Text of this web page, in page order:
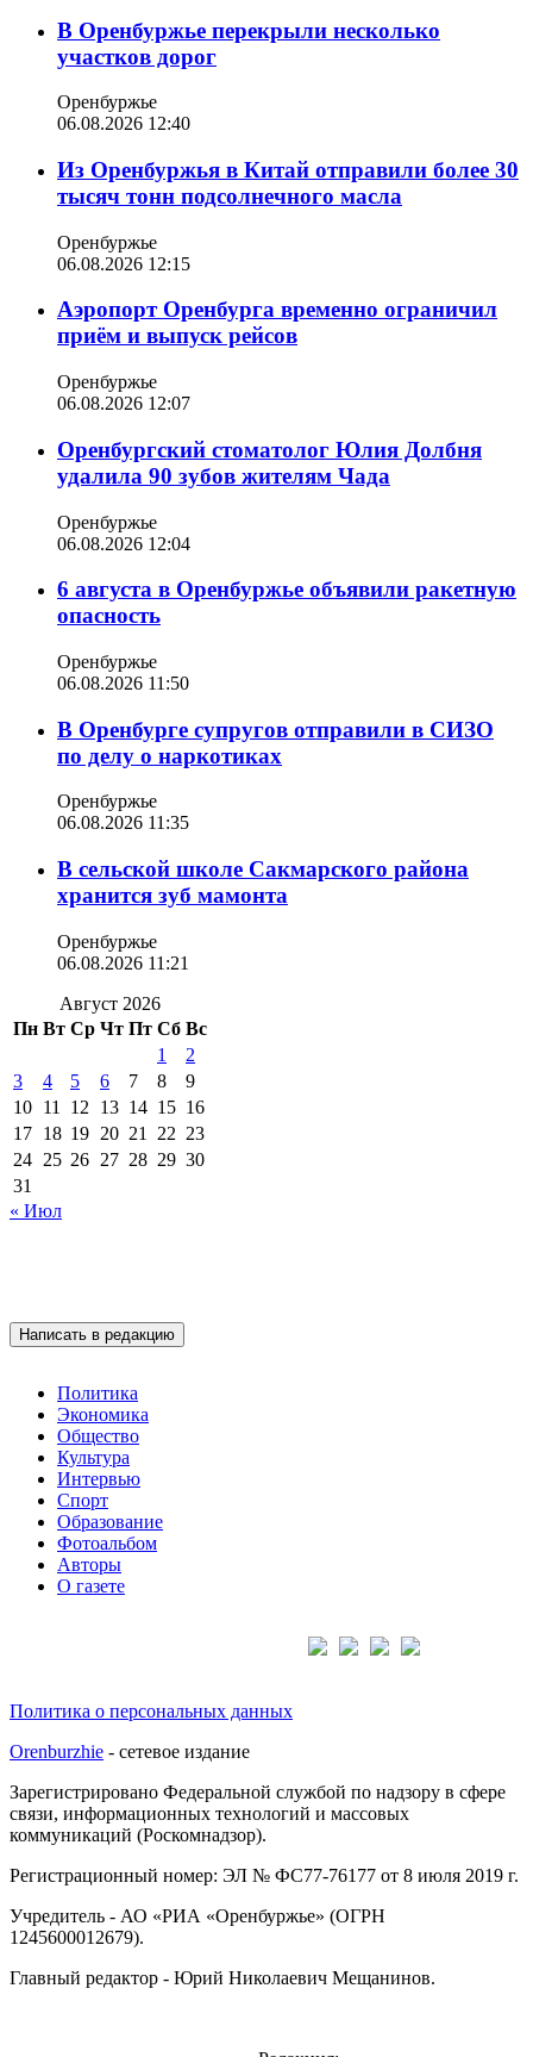
В Оренбуржье перекрыли несколько
участков дорог
Оренбуржье
06.08.2026 12:40
Из Оренбуржья в Китай отправили более 30
тысяч тонн подсолнечного масла
Оренбуржье
06.08.2026 12:15
Аэропорт Оренбурга временно ограничил
приём и выпуск рейсов
Оренбуржье
06.08.2026 12:07
Оренбургский стоматолог Юлия Долбня
удалила 90 зубов жителям Чада
Оренбуржье
06.08.2026 12:04
6 августа в Оренбуржье объявили ракетную
опасность
Оренбуржье
06.08.2026 11:50
В Оренбурге супругов отправили в СИЗО
по делу о наркотиках
Оренбуржье
06.08.2026 11:35
В сельской школе Сакмарского района
хранится зуб мамонта
Оренбуржье
06.08.2026 11:21
Август 2026
Пн Вт Ср Чт Пт Сб Вс
1
2
3
4 5 6 7 8
9
10 11 12 13 14 15 16
17 18 19 20 21 22 23
24 25 26 27 28 29 30
31
« Июл
Написать в редакцию
Политика
Экономика
Общество
Культура
Интервью
Спорт
Образование
Фотоальбом
Авторы
О газете
Политика о персональных данных
Orenburzhie - сетевое издание
Зарегистрировано Федеральной службой по надзору в сфере
связи, информационных технологий и массовых
коммуникаций (Роскомнадзор).
Регистрационный номер: ЭЛ № ФС77-76177 от 8 июля 2019 г.
Учредитель - АО «РИА «Оренбуржье» (ОГРН
1245600012679).
Главный редактор - Юрий Николаевич Мещанинов.